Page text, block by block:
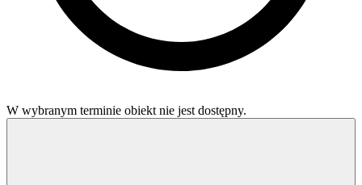
W wybranym terminie obiekt nie jest dostępny.